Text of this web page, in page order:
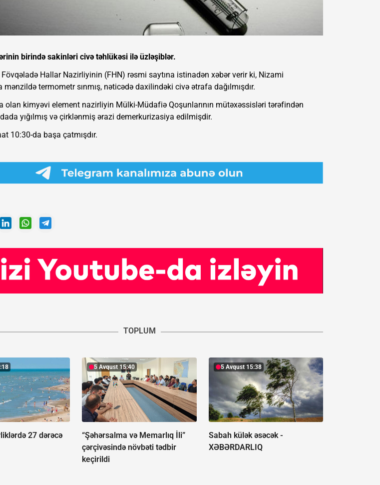
birində sakinləri civə təhlükəsi ilə üzləşiblər.
Fövqəladə Hallar Nazirliyinin (FHN) rəsmi saytına istinadən xəbər verir ki, Nizami
mənzildə termometr sınmış, nəticədə daxilindəki civə ətrafa dağılmışdır.
olan kimyəvi element nazirliyin Mülki-Müdafiə Qoşunlarının mütəxəssisləri tərəfindən
yığılmış və çirklənmiş ərazi demerkurizasiya edilmişdir.
10:30-da başa çatmışdır.
TOPLUM
27 dərəcə
5 Avqust 15:40
“Şəhərsalma və Memarlıq İli”
çərçivəsində növbəti tədbir
keçirildi
5 Avqust 15:38
Sabah külək əsəcək -
XƏBƏRDARLIQ